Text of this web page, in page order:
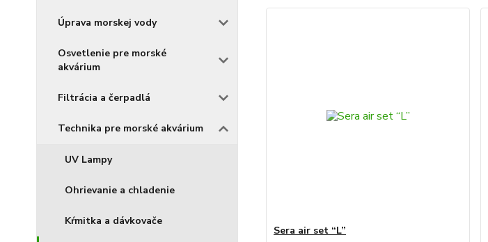
Úprava morskej vody
Osvetlenie pre morské
akvárium
Filtrácia a čerpadlá
Technika pre morské akvárium
UV Lampy
Ohrievanie a chladenie
Kŕmitka a dávkovače
Sera air set “L”